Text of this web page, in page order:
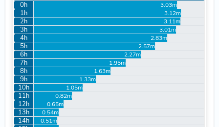
0h 3.03m
1h 3.12m
2h 3.11m
3h 3.01m
4h 2.83m
5h 2.57m
6h 2.27m
7h 1.95m
8h 1.63m
9h 1.33m
10h 1.05m
11h 0.82m
12h 0.65m
13h 0.54m
14h 0.51m